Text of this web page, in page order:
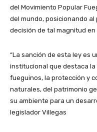
del Movimiento Popular
del mundo, posicionando
decisión de tal magnitud
“La sanción de esta ley es
institucional que destaca
fueguinos, la protección y
naturales, del patrimonio
su ambiente para un
legislador Villegas